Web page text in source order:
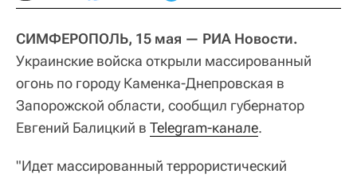
СИМФЕРОПОЛЬ, 15 мая — РИА Новости.
Украинские войска открыли массированный
огонь по городу Каменка-Днепровская в
Запорожской области, сообщил губернатор
Евгений Балицкий в Telegram-канале.
"Идет массированный террористический